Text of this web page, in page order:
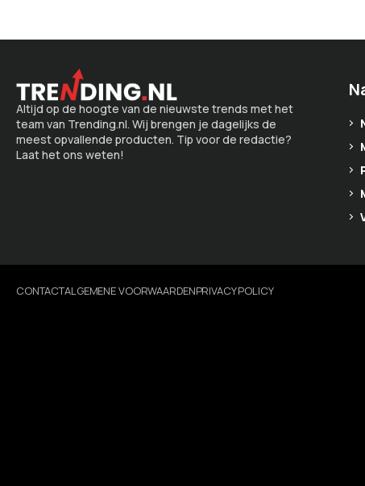
Altijd op de hoogte van de nieuwste trends met het
team van Trending.nl. Wij brengen je dagelijks de
meest opvallende producten. Tip voor de redactie?
Laat het ons weten!
CONTACTALGEMENE VOORWAARDENPRIVACY POLICY